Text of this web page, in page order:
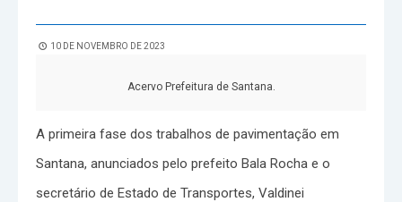
10 DE NOVEMBRO DE 2023
Acervo Prefeitura de Santana.
A primeira fase dos trabalhos de pavimentação em
Santana, anunciados pelo prefeito Bala Rocha e o
secretário de Estado de Transportes, Valdinei